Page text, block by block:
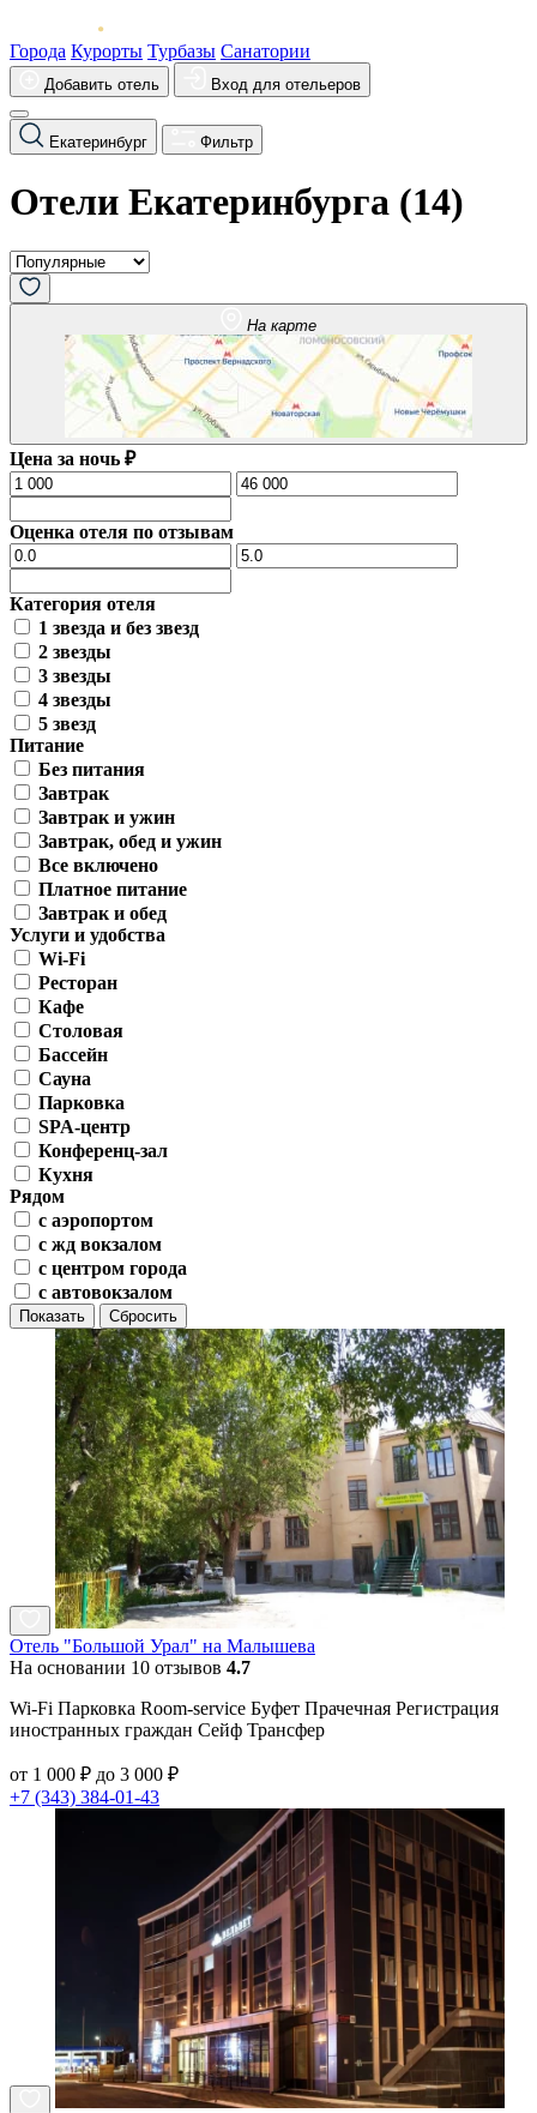
Города Курорты Турбазы Санатории
Добавить отель Вход для отельеров
Екатеринбург Фильтр
Отели Екатеринбурга (14)
На карте
Цена за ночь ₽
Оценка отеля по отзывам
Категория отеля
1 звезда и без звезд
2 звезды
3 звезды
4 звезды
5 звезд
Питание
Без питания
Завтрак
Завтрак и ужин
Завтрак, обед и ужин
Все включено
Платное питание
Завтрак и обед
Услуги и удобства
Wi-Fi
Ресторан
Кафе
Столовая
Бассейн
Сауна
Парковка
SPA-центр
Конференц-зал
Кухня
Рядом
с аэропортом
с жд вокзалом
с центром города
с автовокзалом
Показать Сбросить
Отель "Большой Урал" на Малышева
На основании 10 отзывов 4.7
Wi-Fi Парковка Room-service Буфет Прачечная Регистрация
иностранных граждан Сейф Трансфер
от 1 000 ₽ до 3 000 ₽
+7 (343) 384-01-43